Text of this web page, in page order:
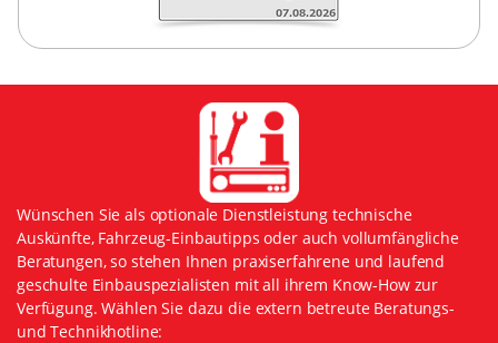
Wünschen Sie als optionale Dienstleistung technische
Auskünfte, Fahrzeug-Einbautipps oder auch vollumfängliche
Beratungen, so stehen Ihnen praxiserfahrene und laufend
geschulte Einbauspezialisten mit all ihrem Know-How zur
Verfügung. Wählen Sie dazu die extern betreute Beratungs-
und Technikhotline: